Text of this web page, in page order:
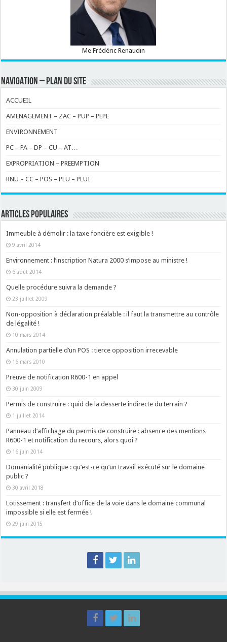
Me Frédéric Renaudin
NAVIGATION – PLAN DU SITE
ACCUEIL
AMENAGEMENT – ZAC – PUP – PEPE
ENVIRONNEMENT
PC – PA – DP – CU – AT…
EXPROPRIATION – PREEMPTION
RNU – CC – POS – PLU – PLUI
ARTICLES POPULAIRES
Immeuble à démolir : la taxe foncière est exigible !
9 avril 2014
Environnement : l’inscription Natura 2000 s’impose au ministre !
6 août 2014
Quelle procédure suivra la demande ?
23 juillet 2009
Non-opposition à déclaration préalable : il faut la transmettre au contrôle
de légalité !
10 mars 2014
Annulation partielle d’un POS : tierce opposition irrecevable
16 mars 2010
Preuve de notification R600-1 en appel
30 juin 2009
Permis de construire : quid de la desserte indirecte du terrain ?
1 juillet 2014
Panneau d’affichage du permis de construire : absence des mentions
R600-1 et notification du recours, alors quoi ?
16 juin 2014
Domanialité publique : qu’est-ce qu’un travail exécuté sur le domaine
public ?
30 avril 2018
Lotissement : transfert d’office de la voie dans le domaine communal
impossible si elle est fermée !
29 juin 2015